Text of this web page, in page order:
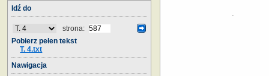
Idź do
strona:
Pobierz pełen tekst
T. 4.txt
Nawigacja